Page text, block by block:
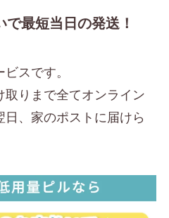
最短当日の発送！
スです。
りまで全てオンライン
、家のポストに届けら